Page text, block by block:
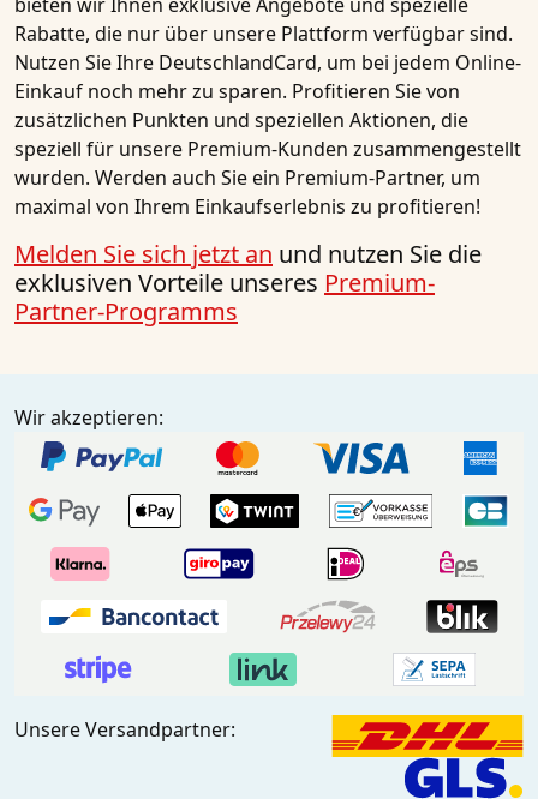
Rabatte, die nur über unsere Plattform verfügbar sind.
Nutzen Sie Ihre DeutschlandCard, um bei jedem Online-
Einkauf noch mehr zu sparen. Profitieren Sie von
zusätzlichen Punkten und speziellen Aktionen, die
speziell für unsere Premium-Kunden zusammengestellt
wurden. Werden auch Sie ein Premium-Partner, um
maximal von Ihrem Einkaufserlebnis zu profitieren!
Melden Sie sich jetzt an und nutzen Sie die
exklusiven Vorteile unseres Premium-
Partner-Programms
Wir akzeptieren:
Unsere Versandpartner: